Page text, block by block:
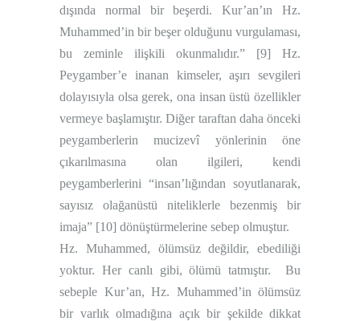
dışında normal bir beşerdi. Kur’an’ın Hz.
Muhammed’in bir beşer olduğunu vurgulaması,
bu zeminle ilişkili okunmalıdır.”
[9] Hz.
Peygamber’e inanan kimseler, aşırı sevgileri
dolayısıyla olsa gerek, ona insan üstü özellikler
vermeye başlamıştır. Diğer taraftan daha önceki
peygamberlerin mucizevî yönlerinin öne
çıkarılmasına olan ilgileri, kendi
peygamberlerini “insan’lığından soyutlanarak,
sayısız olağanüstü niteliklerle bezenmiş bir
imaja” [10] dönüştürmelerine sebep olmuştur.
Hz. Muhammed, ölümsüz değildir, ebediliği
yoktur. Her canlı gibi, ölümü tatmıştır.
Bu
sebeple Kur’an, Hz. Muhammed’in ölümsüz
bir varlık olmadığına açık bir şekilde dikkat